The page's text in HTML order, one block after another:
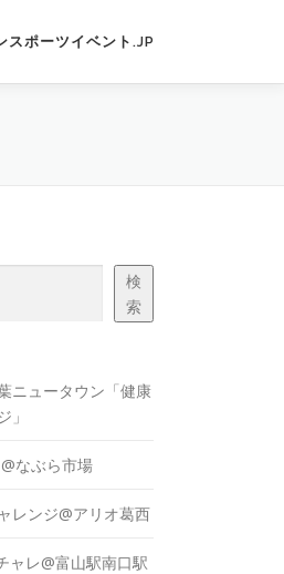
スポーツイベント.JP
検
索
ニュータウン「健康
」
なぶら市場
レンジ@アリオ葛西
ャレ@富山駅南口駅